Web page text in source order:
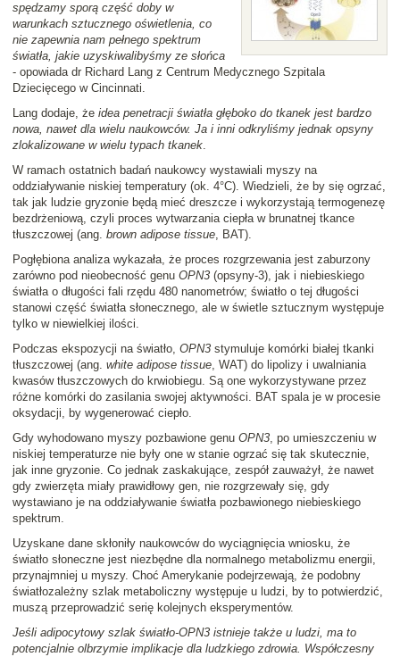
spędzamy sporą część doby w
warunkach sztucznego oświetlenia, co
nie zapewnia nam pełnego spektrum
światła, jakie uzyskiwalibyśmy ze słońca
- opowiada dr Richard Lang z Centrum Medycznego Szpitala
Dziecięcego w Cincinnati.
Lang dodaje, że idea penetracji światła głęboko do tkanek jest bardzo
nowa, nawet dla wielu naukowców. Ja i inni odkryliśmy jednak opsyny
zlokalizowane w wielu typach tkanek.
W ramach ostatnich badań naukowcy wystawiali myszy na
oddziaływanie niskiej temperatury (ok. 4°C). Wiedzieli, że by się ogrzać,
tak jak ludzie gryzonie będą mieć dreszcze i wykorzystają termogenezę
bezdrżeniową, czyli proces wytwarzania ciepła w brunatnej tkance
tłuszczowej (ang. brown adipose tissue, BAT).
Pogłębiona analiza wykazała, że proces rozgrzewania jest zaburzony
zarówno pod nieobecność genu OPN3 (opsyny-3), jak i niebieskiego
światła o długości fali rzędu 480 nanometrów; światło o tej długości
stanowi część światła słonecznego, ale w świetle sztucznym występuje
tylko w niewielkiej ilości.
Podczas ekspozycji na światło, OPN3 stymuluje komórki białej tkanki
tłuszczowej (ang. white adipose tissue, WAT) do lipolizy i uwalniania
kwasów tłuszczowych do krwiobiegu. Są one wykorzystywane przez
różne komórki do zasilania swojej aktywności. BAT spala je w procesie
oksydacji, by wygenerować ciepło.
Gdy wyhodowano myszy pozbawione genu OPN3, po umieszczeniu w
niskiej temperaturze nie były one w stanie ogrzać się tak skutecznie,
jak inne gryzonie. Co jednak zaskakujące, zespół zauważył, że nawet
gdy zwierzęta miały prawidłowy gen, nie rozgrzewały się, gdy
wystawiano je na oddziaływanie światła pozbawionego niebieskiego
spektrum.
Uzyskane dane skłoniły naukowców do wyciągnięcia wniosku, że
światło słoneczne jest niezbędne dla normalnego metabolizmu energii,
przynajmniej u myszy. Choć Amerykanie podejrzewają, że podobny
światłozależny szlak metaboliczny występuje u ludzi, by to potwierdzić,
muszą przeprowadzić serię kolejnych eksperymentów.
Jeśli adipocytowy szlak światło-OPN3 istnieje także u ludzi, ma to
potencjalnie olbrzymie implikacje dla ludzkiego zdrowia. Współczesny